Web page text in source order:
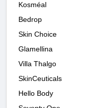
Kosméal
Bedrop
Skin Choice
Glamellina
Villa Thalgo
SkinCeuticals
Hello Body